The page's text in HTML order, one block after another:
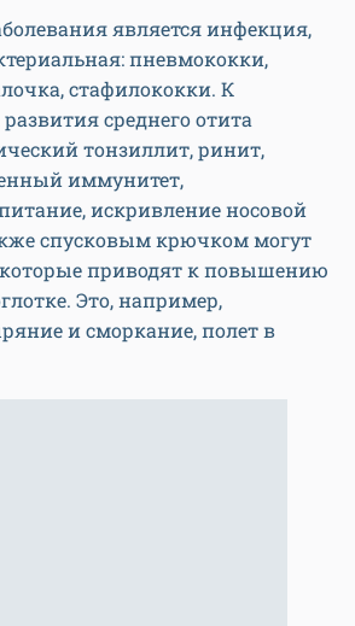
является инфекция,
пневмококки,
стафилококки. К
среднего отита
тонзиллит, ринит,
иммунитет,
искривление носовой
спусковым крючком могут
которые приводят к повышению
Это, например,
и сморкание, полет в